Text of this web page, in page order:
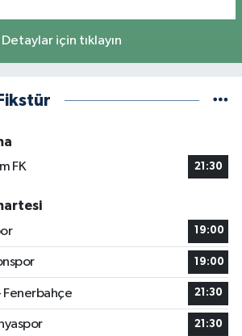
Detaylar için tıklayın
FK
21:30
19:00
19:00
Fenerbahçe 21:30
21:30